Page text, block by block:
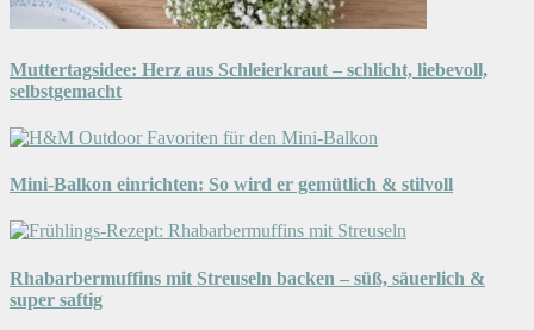
Muttertagsidee: Herz aus Schleierkraut – schlicht, liebevoll,
selbstgemacht
Mini-Balkon einrichten: So wird er gemütlich & stilvoll
Rhabarbermuffins mit Streuseln backen – süß, säuerlich &
super saftig